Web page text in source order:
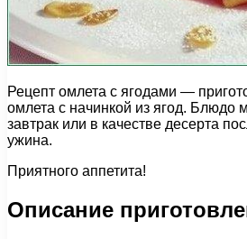
Рецепт омлета с ягодами —
омлета с начинкой из ягод. Блюдо
завтрак или в качестве десерта
ужина.
Приятного аппетита!
Описание